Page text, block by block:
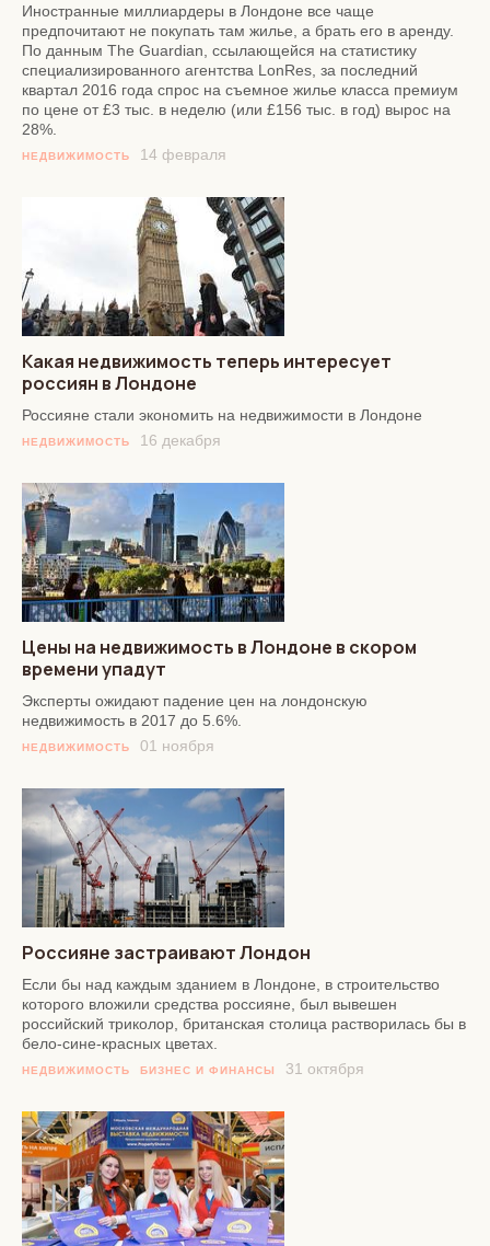
Иностранные миллиардеры в Лондоне все чаще
предпочитают не покупать там жилье, а брать его в аренду.
По данным The Guardian, ссылающейся на статистику
специализированного агентства LonRes, за последний
квартал 2016 года спрос на съемное жилье класса премиум
по цене от £3 тыс. в неделю (или £156 тыс. в год) вырос на
28%.
НЕДВИЖИМОСТЬ 14 февраля
Какая недвижимость теперь интересует
россиян в Лондоне
Россияне стали экономить на недвижимости в Лондоне
НЕДВИЖИМОСТЬ 16 декабря
Цены на недвижимость в Лондоне в скором
времени упадут
Эксперты ожидают падение цен на лондонскую
недвижимость в 2017 до 5.6%.
НЕДВИЖИМОСТЬ 01 ноября
Россияне застраивают Лондон
Если бы над каждым зданием в Лондоне, в строительство
которого вложили средства россияне, был вывешен
российский триколор, британская столица растворилась бы в
бело-сине-красных цветах.
НЕДВИЖИМОСТЬ БИЗНЕС И ФИНАНСЫ 31 октября